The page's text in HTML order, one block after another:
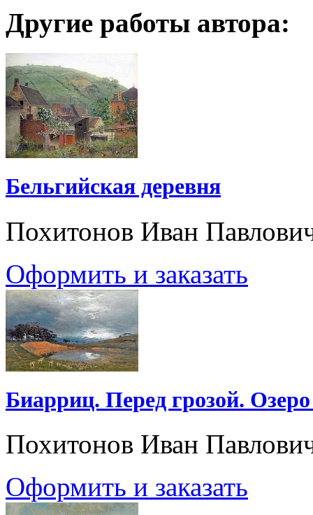
Другие работы автора:
Бельгийская деревня
Похитонов Иван
Оформить и заказать
Биарриц. Перед грозой.
Похитонов Иван
Оформить и заказать